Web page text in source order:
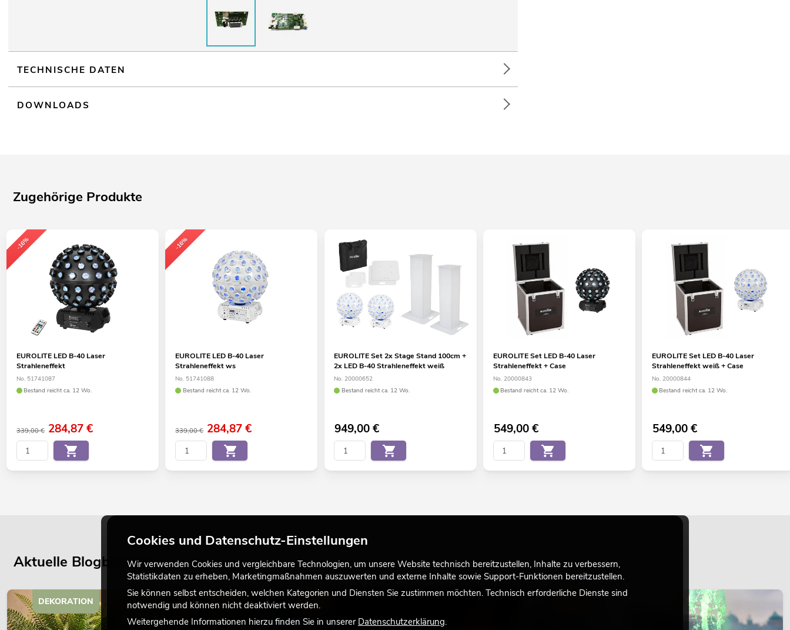
TECHNISCHE DATEN
DOWNLOADS
Zugehörige Produkte
-16%
EUROLITE LED B-40 Laser
Strahleneffekt
No. 51741087
Bestand reicht ca. 12 Wo.
339,00 € 284,87€
-16%
EUROLITE LED B-40 Laser
Strahleneffekt ws
No. 51741088
Bestand reicht ca. 12 Wo.
339,00 € 284,87€
EUROLITE Set 2x Stage Stand 100cm +
2x LED B-40 Strahleneffekt weiß
No. 20000652
Bestand reicht ca. 12 Wo.
949,00€
EUROLITE Set LED B-40 Laser
Strahleneffekt + Case
No. 20000843
Bestand reicht ca. 12 Wo.
549,00€
EUROLITE Set LED B-40 Laser
Strahleneffekt weiß + Case
No. 20000844
Bestand reicht ca. 12 Wo.
549,00€
Aktuelle Blogbeiträge
DEKORATION LICHT
Cookies und Datenschutz-Einstellungen
Wir verwenden Cookies und vergleichbare Technologien, um unsere Website technisch bereitzustellen, Inhalte zu verbessern,
Statistikdaten zu erheben, Marketingmaßnahmen auszuwerten und externe Inhalte sowie Support-Funktionen bereitzustellen.
Sie können selbst entscheiden, welchen Kategorien und Diensten Sie zustimmen möchten. Technisch erforderliche Dienste sind
notwendig und können nicht deaktiviert werden.
Weitergehende Informationen hierzu finden Sie in unserer Datenschutzerklärung.